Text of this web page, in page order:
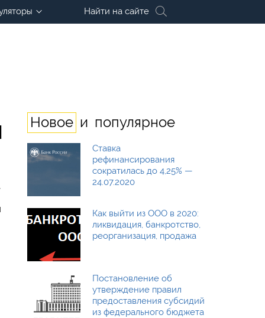
Найти на сайте
Новое и популярное
Ставка
рефинансирования
сократилась до 4,25% —
24.07.2020
Как выйти из ООО в 2020:
ликвидация, банкротство,
реорганизация, продажа
Постановление об
утверждение правил
предоставления субсидий
из федерального бюджета